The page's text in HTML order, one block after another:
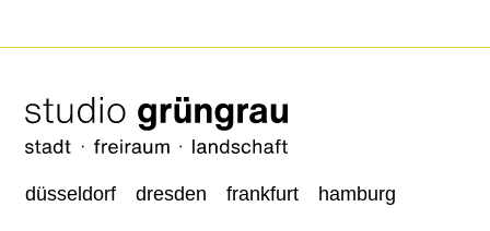
düsseldorf dresden frankfurt hamburg